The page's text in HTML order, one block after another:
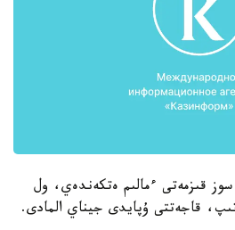
قىزمەتى ءمالىم ەتكەندەي، ول
قاجەتتى ۇپايدى جيناي المادى.